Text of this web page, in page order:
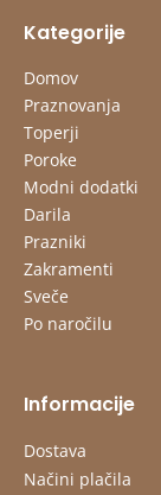
Kategorije
Domov
Praznovanja
Toperji
Poroke
Modni dodatki
Darila
Prazniki
Zakramenti
Sveče
Po naročilu
Informacije
Dostava
Načini plačila